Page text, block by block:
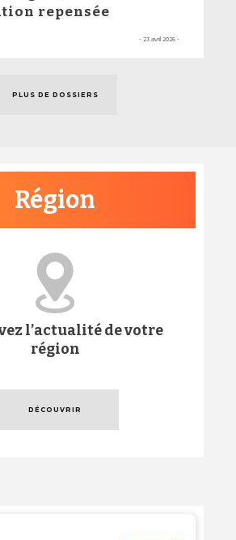
repensée
- 23 avril 2026 -
PLUS DE DOSSIERS
Région
l’actualité de votre
région
DÉCOUVRIR